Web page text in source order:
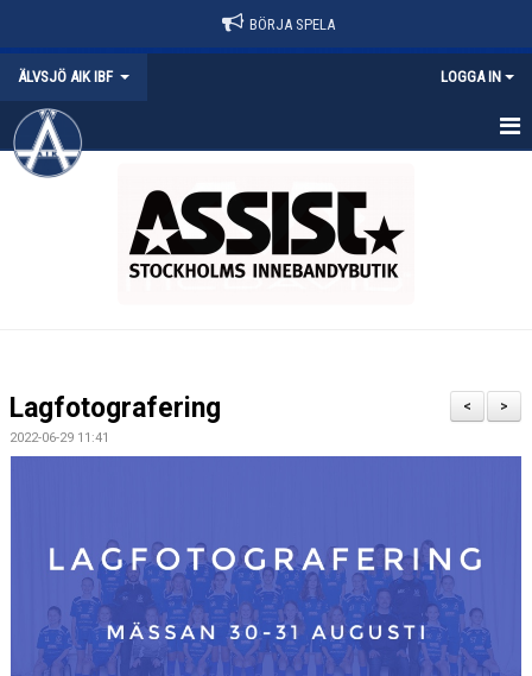
BÖRJA SPELA
ÄLVSJÖ AIK IBF LOGGA IN
HEM
BÖRJA SPELA
FÖRENINGSKALENDER
>
<
Lagfotografering
2022-06-29 11:41